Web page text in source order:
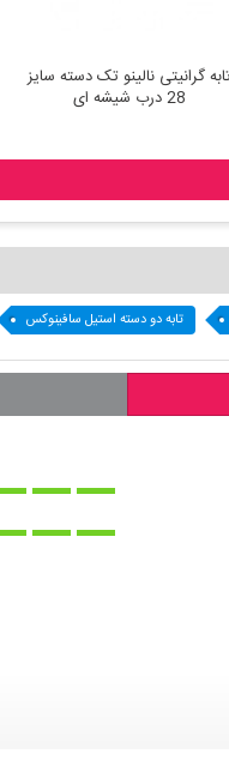
تابه گرانیتی نالینو تک دسته سایز
28 درب شیشه ای
تابه دو دسته استیل سافینوکس